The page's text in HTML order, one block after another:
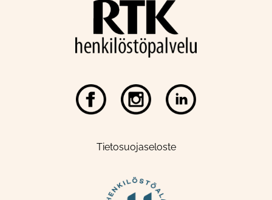
Tietosuojaseloste